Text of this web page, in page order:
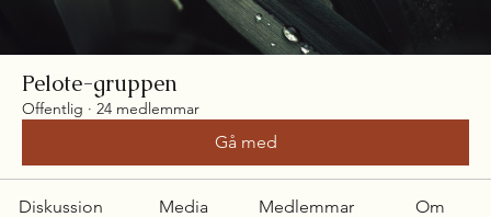
Pelote-gruppen
Offentlig · 24 medlemmar
Gå med
Diskussion Media Medlemmar Om